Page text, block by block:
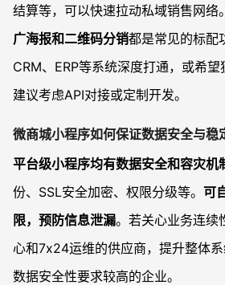
结算等，可以快速拉动私域销售网络。
广海报和二维码分销都是常见的标配
CRM、ERP等系统深度打通，或希望
建议考虑API对接或定制开发。
微商城小程序如何保证数据安全与稳
平台级小程序均有数据安全和容灾机
份、SSL安全加密、权限分级等。 可
限，预防信息泄漏。若关心业务连续
心和7x24运维的供应商，提升整体
数据安全性要求较高的企业。